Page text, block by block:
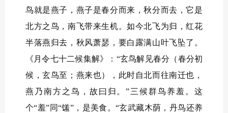
鸟就是燕子，燕子是春分而来，秋分而去，它是
北方之鸟，南飞带来生机。如今北飞为归，红花
半落燕归去，秋风萧瑟，要白露满山叶飞坠了。
《月令七十二候集解》：“玄鸟解见春分（春分初
候，玄鸟至；燕来也），此时自北而往南迁也，
燕乃南方之鸟，故曰归。”三候群鸟养羞。这
个“羞”同“馐”，是美食。“玄武藏木荫，丹鸟还养